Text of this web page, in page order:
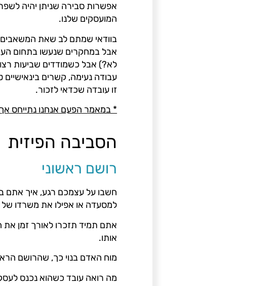
אפשרות סבירה שניתן יהיה
המועסקים שלנו.
בוודאי שמתם לב שאת המשאבים
אבל במחקרים שנעשו בתחום
לא?) אבל כשמודדים שביעות
עבודה נעימה, קשרים בינאישיים
זו עובדה שכדאי לזכור.
* במאמר הפעם אנחנו נתייחס
הסביבה הפיזית
רושם ראשוני
חשבו על עצמכם רגע, איך אתם
למסעדה או אפילו את משרדו
אתם תמיד תזכרו לאורך זמן
אותו.
מוח האדם בנוי כך, שהרושם
מה רואה עובד כשהוא נכנס